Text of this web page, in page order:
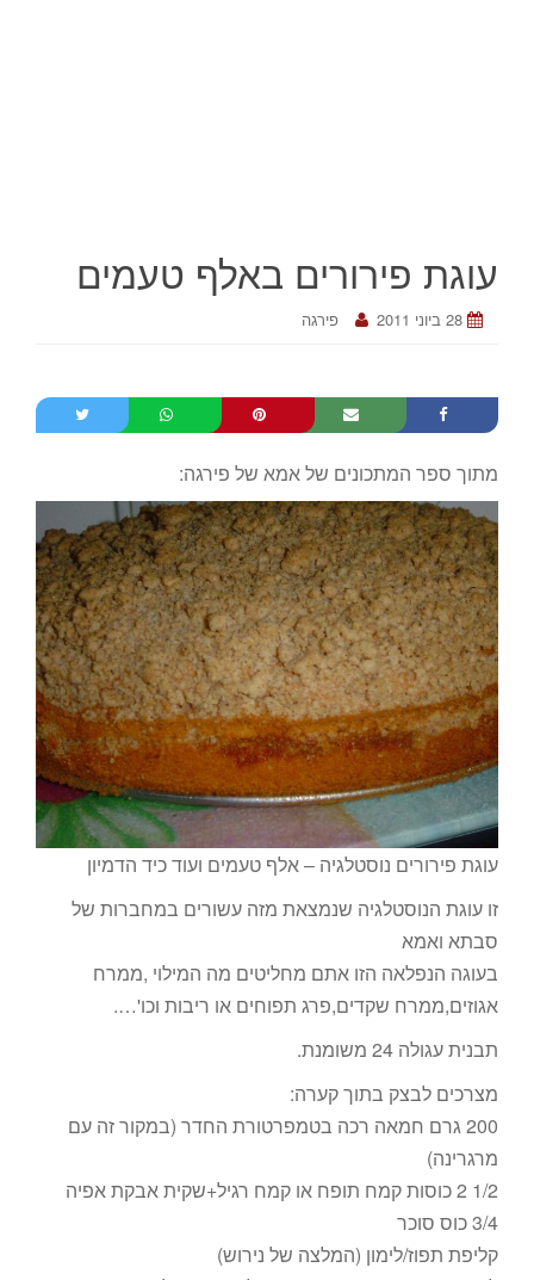
עוגת פירורים באלף טעמים
28 ביוני 2011 פירגה
מתוך ספר המתכונים של אמא של פירגה:
עוגת פירורים נוסטלגיה – אלף טעמים ועוד כיד הדמיון
זו עוגת הנוסטלגיה שנמצאת מזה עשורים במחברות של
סבתא ואמא
בעוגה הנפלאה הזו אתם מחליטים מה המילוי ,ממרח
אגוזים,ממרח שקדים,פרג תפוחים או ריבות וכו'….
תבנית עגולה 24 משומנת.
מצרכים לבצק בתוך קערה:
200 גרם חמאה רכה בטמפרטורת החדר (במקור זה עם
מרגרינה)
1/2 2 כוסות קמח תופח או קמח רגיל+שקית אבקת אפיה
3/4 כוס סוכר
קליפת תפוז/לימון (המלצה של נירוש)